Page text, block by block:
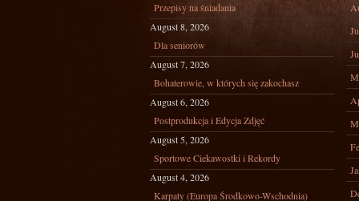
Przepisy na śniadania
August 8, 2026
Dla seniorów
August 7, 2026
Bohaterowie, w których się zakochasz
August 6, 2026
Postprodukcja i Edycja Zdjęć
August 5, 2026
Sportowe Ciekawostki i Rekordy
August 4, 2026
Karpaty (Europa Środkowo-Wschodnia)